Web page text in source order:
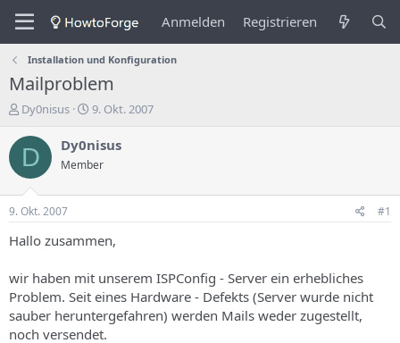
Anmelden Registrieren
Installation und Konfiguration
Mailproblem
E
s
e
l
e
r
s
T
h
e
Dy0nisus
E
s
e
n
d
a
t
u
9. Okt. 2007
D Dy0nisus
Member
9. Okt. 2007 #1
Hallo zusammen,
wir haben mit unserem ISPConfig - Server ein erhebliches
Problem. Seit eines Hardware - Defekts (Server wurde nicht
sauber heruntergefahren) werden Mails weder zugestellt,
noch versendet.